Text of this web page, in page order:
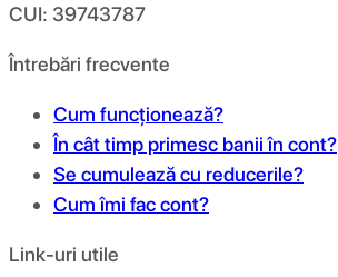
CUI: 39743787
Întrebări frecvente
Cum funcționează?
În cât timp primesc banii în cont?
Se cumulează cu reducerile?
Cum îmi fac cont?
Link-uri utile